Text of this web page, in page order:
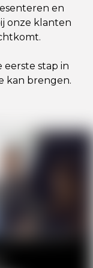
en
onze klanten
eerste stap in
kan brengen.